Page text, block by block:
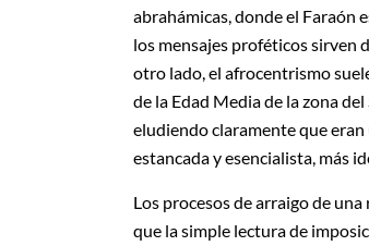
abrahámicas, donde el Faraón
los mensajes proféticos sirven
otro lado, el afrocentrismo
de la Edad Media de la zona
eludiendo claramente que
estancada y esencialista, más
Los procesos de arraigo de
que la simple lectura de